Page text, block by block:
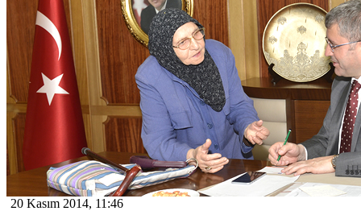
20 Kasım 2014, 11:46